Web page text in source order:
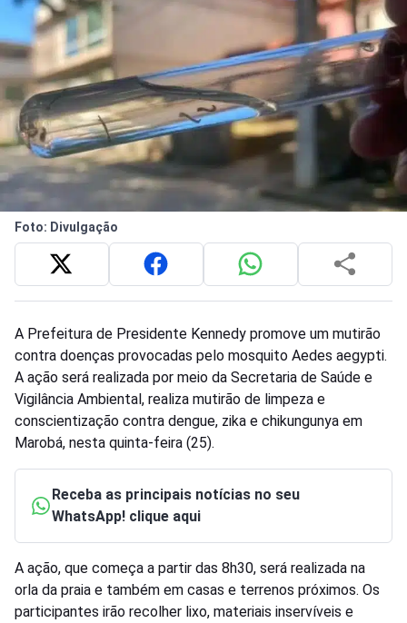
Foto: Divulgação
A Prefeitura de Presidente Kennedy promove um mutirão
contra doenças provocadas pelo mosquito Aedes aegypti.
A ação será realizada por meio da Secretaria de Saúde e
Vigilância Ambiental, realiza mutirão de limpeza e
conscientização contra dengue, zika e chikungunya em
Marobá, nesta quinta-feira (25).
Receba as principais notícias no seu
WhatsApp! clique aqui
A ação, que começa a partir das 8h30, será realizada na
orla da praia e também em casas e terrenos próximos. Os
participantes irão recolher lixo, materiais inservíveis e